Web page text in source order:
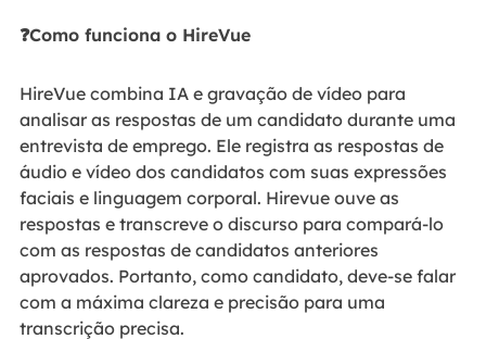
❓Como funciona o HireVue
HireVue combina IA e gravação de vídeo para
analisar as respostas de um candidato durante uma
entrevista de emprego. Ele registra as respostas de
áudio e vídeo dos candidatos com suas expressões
faciais e linguagem corporal. Hirevue ouve as
respostas e transcreve o discurso para compará-lo
com as respostas de candidatos anteriores
aprovados. Portanto, como candidato, deve-se falar
com a máxima clareza e precisão para uma
transcrição precisa.